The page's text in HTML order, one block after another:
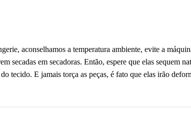
aconselhamos a temperatura ambiente, evite a
secadas em secadoras. Então, espere que elas sequem
tecido. E jamais torça as peças, é fato que elas irão